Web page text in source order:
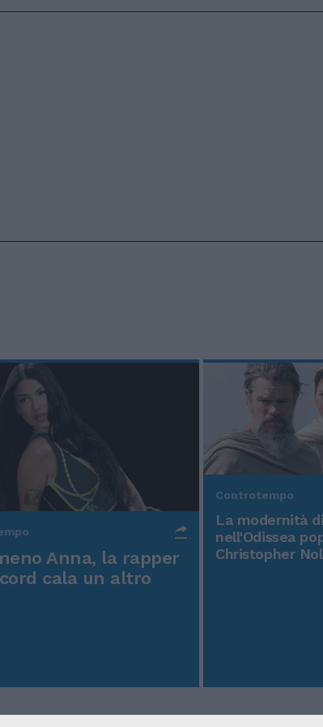
Anna, la rapper
cala un altro
Controtempo
La modernità
nell'Odissea
Christopher